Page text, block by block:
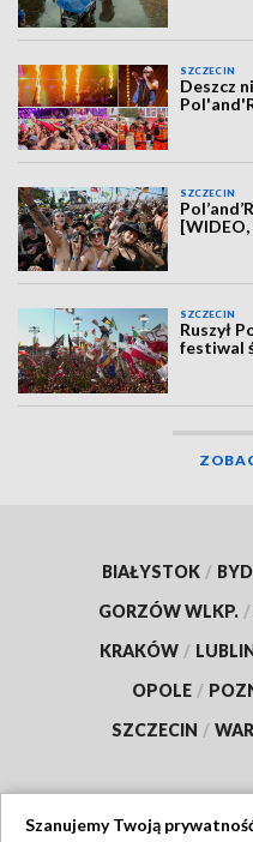
SZCZECIN
Deszcz
SZCZECIN
[WIDEO,
SZCZECIN
Ruszył
festiwal
BIAŁYSTOK /
GORZÓW WLKP. /
KRAKÓW /
OPOLE /
SZCZECIN /
Szanujemy Twoją